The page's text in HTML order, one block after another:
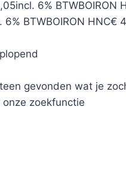
incl. 6% BTWBOIRON
6% BTWBOIRON HNC€
gevonden wat je
onze zoekfunctie